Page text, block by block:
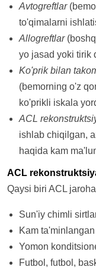
Avtogreftlar
to'qimalarni
Allogreftlar
yo jasad yoki tirik
Ko'prik bilan
(bemorning o'z
ko'prikli iskala
ACL
ishlab chiqilgan,
haqida kam
ACL
Qaysi biri ACL
Sun'iy chimli
Kam
Yomon
Futbol, futbol,